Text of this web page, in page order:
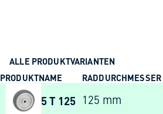
ALLE PRODUKTVARIANTEN
PRODUKTNAME
RADDURCHMESSER
5 T 125 125 mm